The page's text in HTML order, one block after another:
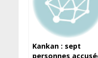
Guinée
Kankan : sept
personnes